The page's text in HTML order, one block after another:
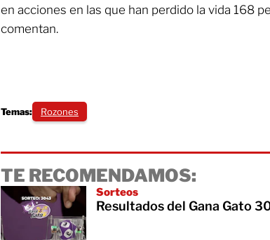
en acciones en las que han perdido la vida 168
comentan.
Temas: Rozones
TE RECOMENDAMOS:
Sorteos
Resultados del Gana Gato